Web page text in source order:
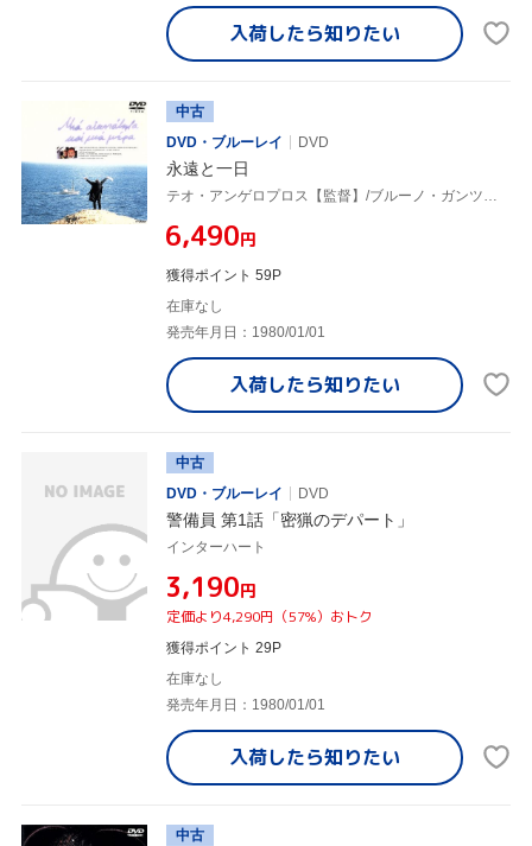
入荷したら知りたい
中古
DVD・ブルーレイ
DVD
永遠と一日
¥6,490円
獲得ポイント 59P
在庫なし
発売年月日：1980/01/01
入荷したら知りたい
中古
DVD・ブルーレイ
DVD
警備員 第1話「密猟のデパート」
インターハート
¥3,190円
定価より4,290円（57%）おトク
獲得ポイント 29P
在庫なし
発売年月日：1980/01/01
入荷したら知りたい
中古